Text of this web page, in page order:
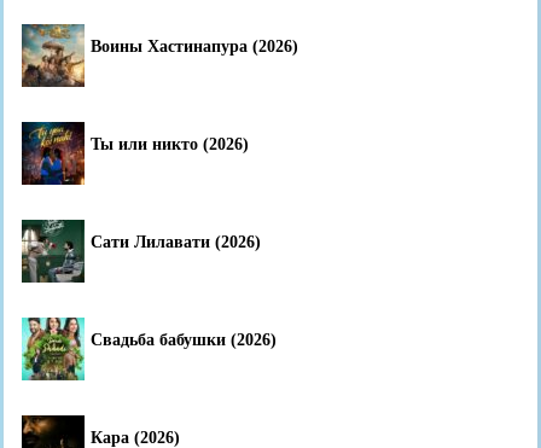
Воины Хастинапура (2026)
Ты или никто (2026)
Сати Лилавати (2026)
Свадьба бабушки (2026)
Кара (2026)